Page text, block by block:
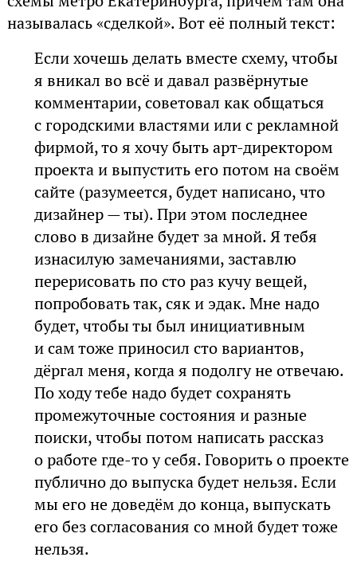
называлась «сделкой». Вот её полный текст:
Если хочешь делать вместе схему, чтобы
я вникал во всё и давал развёрнутые
комментарии, советовал как общаться
с городскими властями или с рекламной
фирмой, то я хочу быть арт-директором
проекта и выпустить его потом на своём
сайте (разумеется, будет написано, что
дизайнер — ты). При этом последнее
слово в дизайне будет за мной. Я тебя
изнасилую замечаниями, заставлю
перерисовать по сто раз кучу вещей,
попробовать так, сяк и эдак. Мне надо
будет, чтобы ты был инициативным
и сам тоже приносил сто вариантов,
дёргал меня, когда я подолгу не отвечаю.
По ходу тебе надо будет сохранять
промежуточные состояния и разные
поиски, чтобы потом написать рассказ
о работе где-то у себя. Говорить о проекте
публично до выпуска будет нельзя. Если
мы его не доведём до конца, выпускать
его без согласования со мной будет тоже
нельзя.